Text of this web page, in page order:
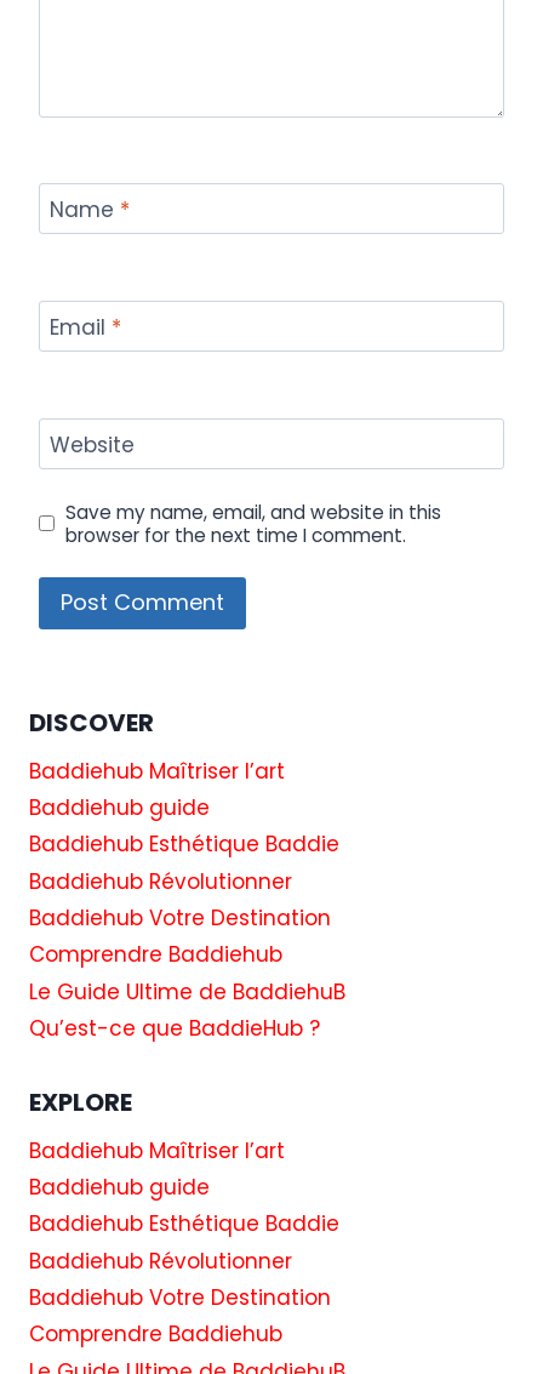
Name *
Email *
Website
Save my name, email, and website in this
browser for the next time I comment.
DISCOVER
Baddiehub Maîtriser l’art
Baddiehub guide
Baddiehub Esthétique Baddie
Baddiehub Révolutionner
Baddiehub Votre Destination
Comprendre Baddiehub
Le Guide Ultime de BaddiehuB
Qu’est-ce que BaddieHub ?
EXPLORE
Baddiehub Maîtriser l’art
Baddiehub guide
Baddiehub Esthétique Baddie
Baddiehub Révolutionner
Baddiehub Votre Destination
Comprendre Baddiehub